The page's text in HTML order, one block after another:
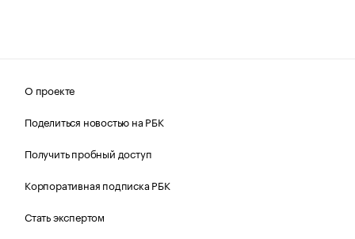
О проекте
Поделиться новостью на РБК
Получить пробный доступ
Корпоративная подписка РБК
Стать экспертом